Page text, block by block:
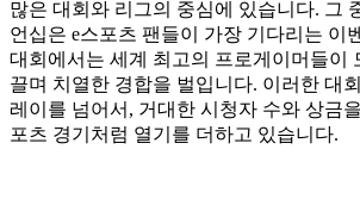
많은 대회와 리그의 중심에 있습니다. 그
언십은 e스포츠 팬들이 가장 기다리는 이
대회에서는 세계 최고의 프로게이머들이
끌며 치열한 경합을 벌입니다. 이러한 대
레이를 넘어서, 거대한 시청자 수와 상금
포츠 경기처럼 열기를 더하고 있습니다.